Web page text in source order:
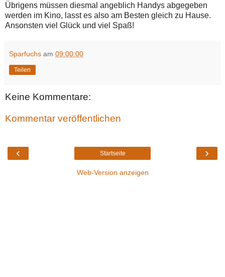
Übrigens müssen diesmal angeblich Handys abgegeben
werden im Kino, lasst es also am Besten gleich zu Hause.
Ansonsten viel Glück und viel Spaß!
Sparfuchs am 09:00:00
Teilen
Keine Kommentare:
Kommentar veröffentlichen
‹ ›
Startseite
Web-Version anzeigen